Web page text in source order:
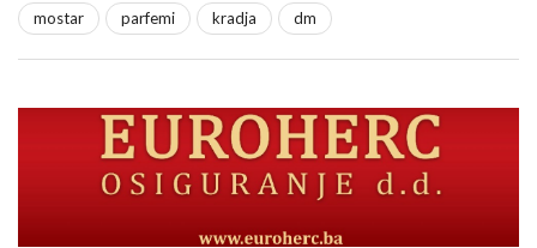
mostar parfemi kradja dm